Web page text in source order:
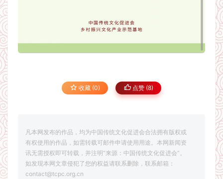
收藏 (0) 点赞 (8)
凡本网发布的作品，均为中国传统文化促进会合法拥有版权或
有权使用的作品，如需转载可邮件申请使用用途。本网新闻资
讯无需授权即可转载，并注明“来源：中国传统文化促进会”。
如发现本网文章侵犯了您的权益请联系删除，联系邮箱：
contact@tcpc.org.cn